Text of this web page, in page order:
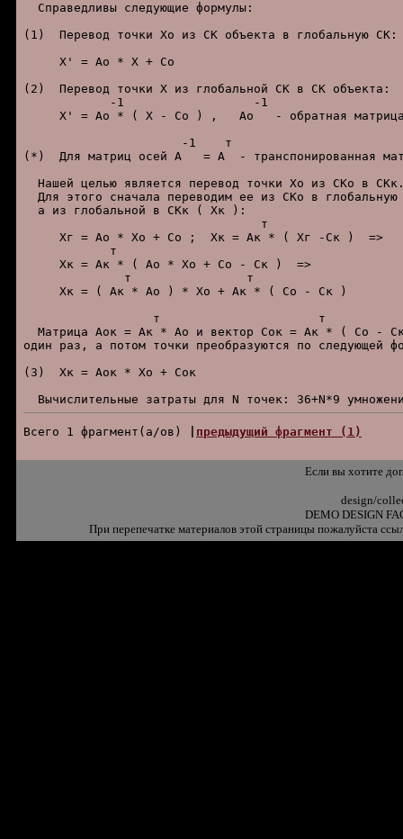
  Справедливы следующие формулы:
(1)  Перевод точки Xо из СК объекта в глобальную СК:
     X' = Aо * X + Cо
(2)  Перевод точки X из глобальной СК в СК объекта:
            -1                  -1
X' = Aо * ( X - Cо ) ,   Aо   - обратная
                      -1    т
(*)  Для матриц осей A   = A  - транспонированная
Hашей целью является перевод точки Xо из СКо в
Для этого сначала переводим ее из СКо в глобальную
  а из глобальной в СКк ( Xк ):
                                 т
     Xг = Aо * Xо + Co ;  Xк = Aк * ( Xг -Cк )  =>
            т
     Xк = Aк * ( Aо * Xо + Cо - Cк )  =>
              т                т
     Xк = ( Aк * Aо ) * Xо + Aк * ( Cо - Cк )
                  т                      т
Матрица Aок = Aк * Aо и вектор Сок = Aк * ( Cо -
один раз, а потом точки преобразуются по следующей
(3)  Xк = Aок * Хо + Cок
Всего 1 фpагмент(а/ов) пpедыдущий фpагмент (1)
Если вы хотите
design/
DEMO DESIGN
При перепечатке материалов этой страницы пожалуйста